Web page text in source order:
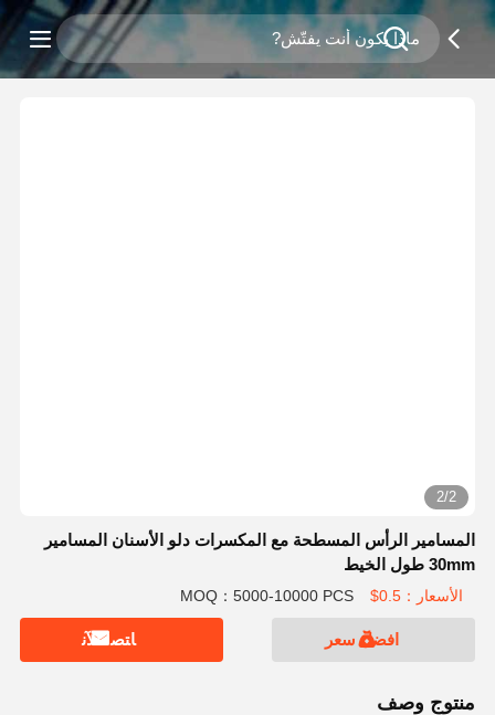
2/2
المسامير الرأس المسطحة مع المكسرات دلو الأسنان المسامير
30mm طول الخيط
الأسعار：0.5$ MOQ：5000-10000 PCS
افضل سعر ﺎﺘﺼﻟ ﺍﻶﻧ
منتوج وصف